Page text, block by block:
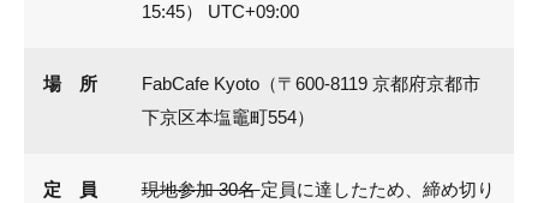
15:45） UTC+09:00
場 所
FabCafe Kyoto（〒600-8119 京都府京都市
下京区本塩竈町554）
定 員 現地参加 30名定員に達したため、締め切り